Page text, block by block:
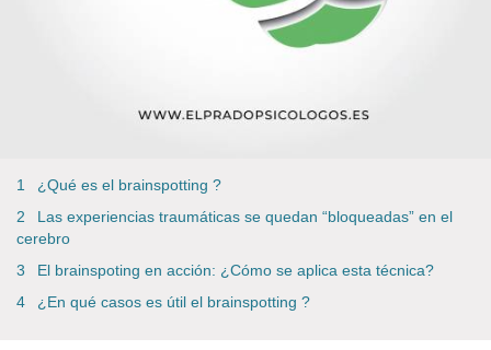
¿Qué es el brainspotting ?
Las experiencias traumáticas se quedan “bloqueadas” en el
cerebro
El brainspoting en acción: ¿Cómo se aplica esta técnica?
¿En qué casos es útil el brainspotting ?